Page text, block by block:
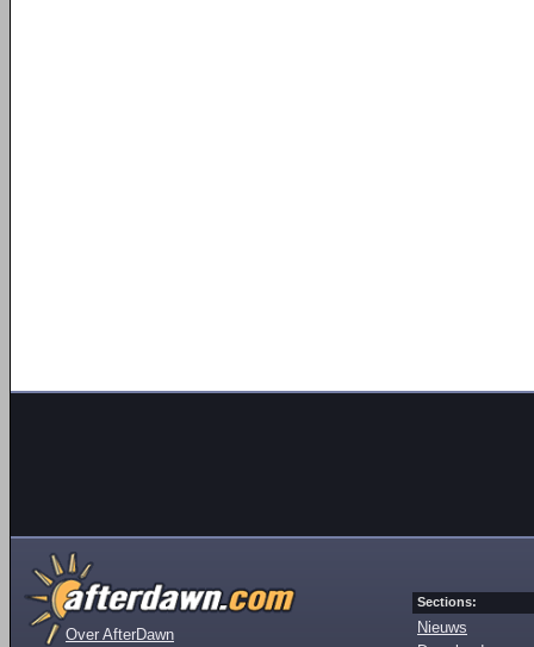
Over AfterDawn
Sections:
Nieuws